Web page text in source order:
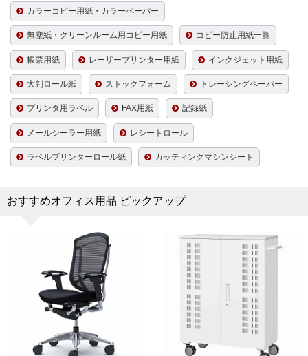
カラーコピー用紙・カラーペーパー
無塵紙・クリーンルーム用コピー用紙 コピー防止用紙一覧
帳票用紙 レーザープリンター用紙 インクジェット用紙
大判ロール紙 ストックフォーム トレーシングペーパー
プリンタ用ラベル FAX用紙 記録紙
メールシーラー用紙 レシートロール
ラベルプリンターロール紙 カッティングマシンシート
おすすめオフィス用品 ピックアップ